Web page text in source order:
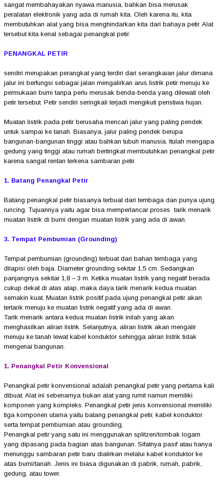
sangat membahayakan nyawa manusia, bahkan bisa merusak
peralatan elektronik yang ada di rumah kita. Oleh karena itu, kita
membutuhkan alat yang bisa menghindarkan kita dari bahaya petir. Alat
tersebut kita kenal sebagai penangkal petir.
PENANGKAL PETIR
sendiri merupakan perangkat yang terdiri dari serangkaian jalur dimana
jalur ini berfungsi sebagai jalan mengalirkan arus listrik petir menuju ke
permukaan bumi tanpa perlu merusak benda-benda yang dilewati oleh
petir tersebut. Petir sendiri seringkali terjadi mengikuti peristiwa hujan.
Muatan listrik pada petir berusaha mencari jalur yang paling pendek
untuk sampai ke tanah. Biasanya, jalur paling pendek berupa
bangunan-bangunan tinggi atau bahkan tubuh manusia. Itulah mengapa
gedung yang tinggi atau rumah bertingkat membutuhkan penangkal petir
karena sangat rentan terkena sambaran petir.
1. Batang Penangkal Petir
Batang penangkal petir biasanya terbuat dari tembaga dan punya ujung
runcing. Tujuannya yaitu agar bisa memperlancar proses tarik menarik
muatan listrik di bumi dengan muatan listrik yang ada di awan.
3. Tempat Pembumian (Grounding)
Tempat pembumian (grounding) terbuat dari bahan tembaga yang
dilapisi oleh baja. Diameter grounding sekitar 1,5 cm. Sedangkan
panjangnya sekitar 1,8 – 3 m. Ketika muatan listrik yang negatif berada
cukup dekat di atas atap, maka daya tarik menarik kedua muatan
semakin kuat. Muatan listrik positif pada ujung penangkal petir akan
tertarik menuju ke muatan listrik negatif yang ada di awan.
Tarik menarik antara kedua muatan listrik inilah yang akan
menghasilkan aliran listrik. Selanjutnya, aliran listrik akan mengalir
menuju ke tanah lewat kabel konduktor sehingga aliran listrik tidak
mengenai bangunan.
1. Penangkal Petir Konvensional
Penangkal petir konvensional adalah penangkal petir yang pertama kali
dibuat. Alat ini sebenarnya bukan alat yang rumit namun memiliki
komponen yang kompleks. Penangkal petir jenis konvensional memiliki
tiga komponen utama yaitu batang penangkal petir, kabel konduktor
serta tempat pembumian atau grounding.
Penangkal petir yang satu ini menggunakan splitzen/tombak logam
yang dipasang pada bagian atas bangunan. Sifatnya pasif atau hanya
menunggu sambaran petir baru dialirkan melalui kabel konduktor ke
atas bumi/tanah. Jenis ini biasa digunakan di pabrik, rumah, pabrik,
gedung, atau tower.